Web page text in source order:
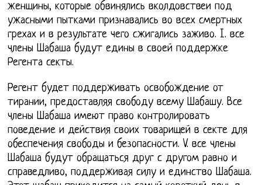
женщины, которые обвинялись вколдовствеи под
ужасными пытками признавались во всех смертных
грехах и в результате чего сжигались заживо. I. все
члены Шабаша будут едины в своей поддержке
Регента секты.
Регент будет поддерживать освобождение от
тирании, предоставляя свободу всему Шабашу. Все
члены Шабаша имеют право контролировать
поведение и действия своих товарищей в секте для
обеспечения свободы и безопасности. V. все члены
Шабаша будут обращаться друг с другом равно и
справедливо, поддерживая силу и единство Шабаша.